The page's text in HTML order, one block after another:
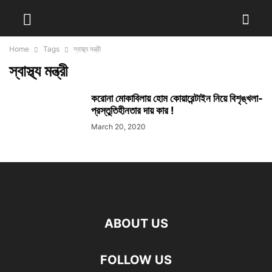
Home Tags স্বাস্থ্য মন্ত্রী
স্বাস্থ্য মন্ত্রী
করোনা মোকাবিলায় হোম কোয়ারেন্টাইন নিয়ে বিশৃঙ্খলা-
প্রস্তুতিহীনতার দায় কার !
March 20, 2020
ABOUT US
FOLLOW US